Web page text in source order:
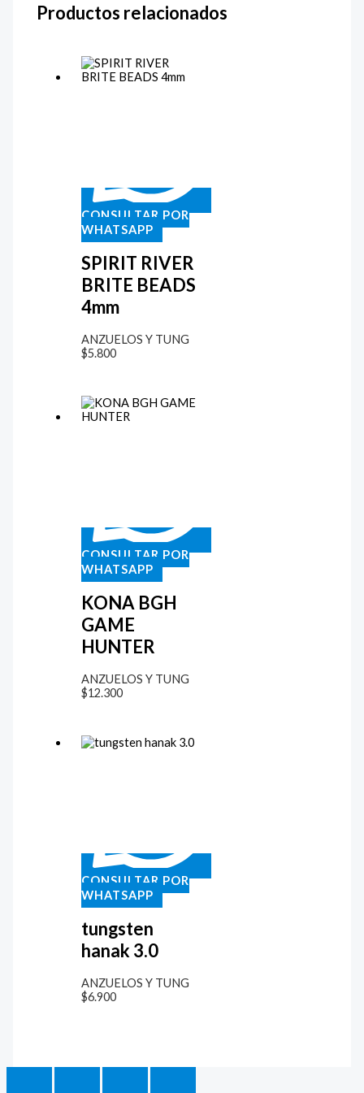
Productos relacionados
CONSULTAR POR
WHATSAPP
SPIRIT RIVER
BRITE BEADS
4mm
ANZUELOS Y TUNG
$5.800
CONSULTAR POR
WHATSAPP
KONA BGH
GAME
HUNTER
ANZUELOS Y TUNG
$12.300
CONSULTAR POR
WHATSAPP
tungsten
hanak 3.0
ANZUELOS Y TUNG
$6.900